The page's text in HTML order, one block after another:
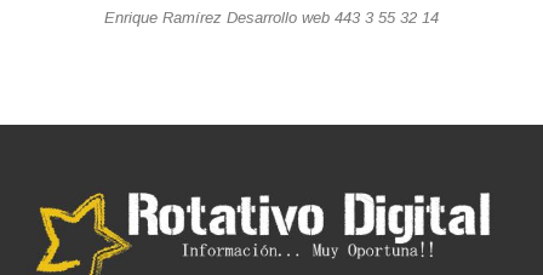
Enrique Ramírez Desarrollo web 443 3 55 32 14